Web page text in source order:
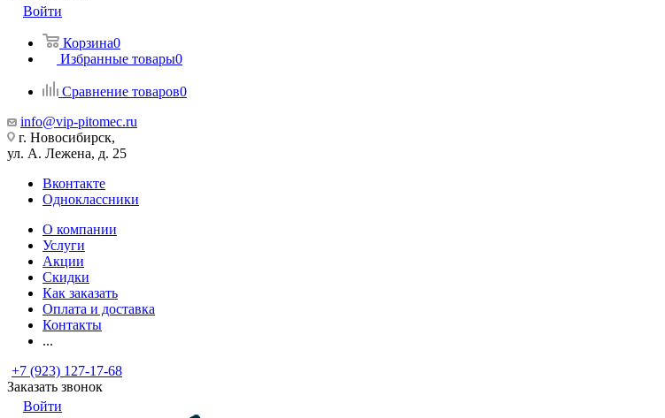
Войти
Корзина0
Избранные товары0
Сравнение товаров0
info@vip-pitomec.ru
г. Новосибирск,
ул. А. Лежена, д. 25
Вконтакте
Одноклассники
О компании
Услуги
Акции
Скидки
Как заказать
Оплата и доставка
Контакты
...
+7 (923) 127-17-68
Заказать звонок
Войти